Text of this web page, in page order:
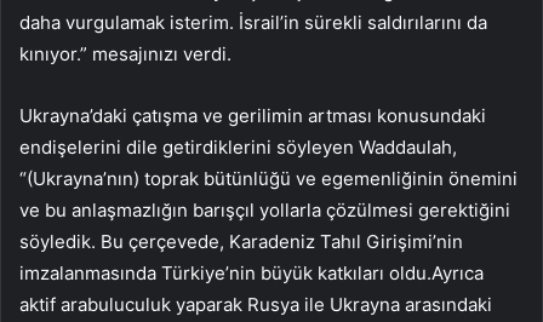
daha vurgulamak isterim. İsrail’in sürekli saldırılarını da
kınıyor.” mesajınızı verdi.
Ukrayna’daki çatışma ve gerilimin artması konusundaki
endişelerini dile getirdiklerini söyleyen Waddaulah,
“(Ukrayna’nın) toprak bütünlüğü ve egemenliğinin önemini
ve bu anlaşmazlığın barışçıl yollarla çözülmesi gerektiğini
söyledik. Bu çerçevede, Karadeniz Tahıl Girişimi’nin
imzalanmasında Türkiye’nin büyük katkıları oldu.Ayrıca
aktif arabuluculuk yaparak Rusya ile Ukrayna arasındaki